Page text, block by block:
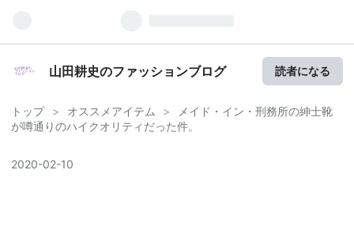
山田耕史のファッションブログ 読者になる
トップ > オススメアイテム >
メイド・イン・刑務所の紳士靴
が噂通りのハイクオリティだった件。
2020-02-10